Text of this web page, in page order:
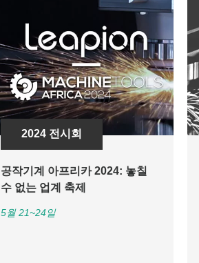
공작기계 아프리카 2024: 놓칠
수 없는 업계 축제
5월 21~24일
2024 전시회